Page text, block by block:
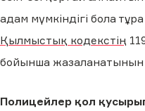
адам мүмкiндiгi бола
Қылмыстық кодекстің
бойынша жазаланатынын
Полицейлер қол